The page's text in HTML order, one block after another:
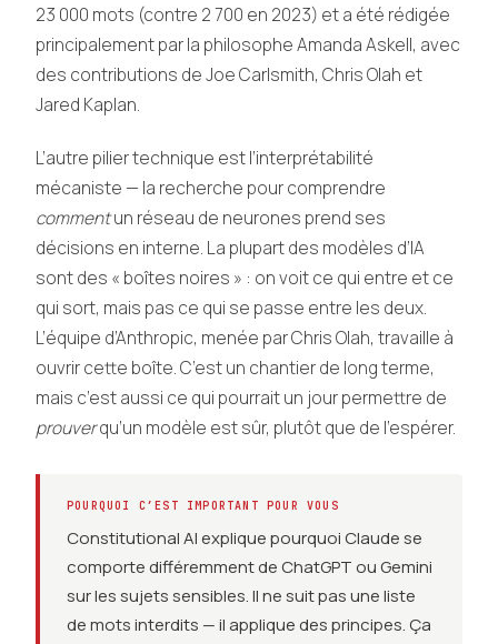
23 000 mots (contre 2 700 en 2023) et a été rédigée
principalement par la philosophe Amanda Askell, avec
des contributions de Joe Carlsmith, Chris Olah et
Jared Kaplan.
L’autre pilier technique est l’interprétabilité
mécaniste — la recherche pour comprendre
commentun réseau de neurones prend ses
décisions en interne. La plupart des modèles d’IA
sont des « boîtes noires » : on voit ce qui entre et ce
qui sort, mais pas ce qui se passe entre les deux.
L’équipe d’Anthropic, menée par Chris Olah, travaille à
ouvrir cette boîte. C’est un chantier de long terme,
mais c’est aussi ce qui pourrait un jour permettre de
prouverqu’un modèle est sûr, plutôt que de l’espérer.
POURQUOI C’EST IMPORTANT POUR VOUS
Constitutional AI explique pourquoi Claude se
comporte différemment de ChatGPT ou Gemini
sur les sujets sensibles. Il ne suit pas une liste
de mots interdits — il applique des principes. Ça